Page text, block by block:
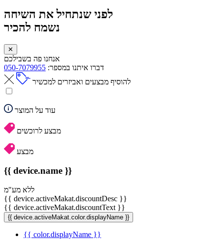
לפני שנתחיל את השיחה
נשמח להכיר
✕
אנחנו פה בשבילכם
דברו איתנו במספר: 050-7079955
להוסיף מבצעים ואביזרים למכשיר
עוד על המוצר
מבצע לרוכשים
מבצע
{{ device.name }}
ללא מע"מ
{{ device.activeMakat.discountDesc }}
{{ device.activeMakat.discountText }}
{{ device.activeMakat.color.displayName }}
{{ color.displayName }}